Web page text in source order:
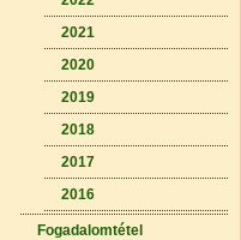
2021
2020
2019
2018
2017
2016
Fogadalomtétel